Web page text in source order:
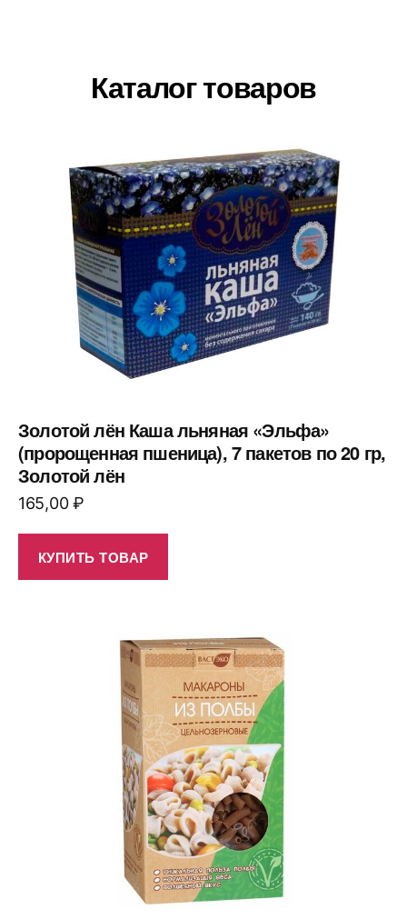
Каталог товаров
Золотой лён Каша льняная «Эльфа»
(пророщенная пшеница), 7 пакетов по 20 гр,
Золотой лён
165,00₽
КУПИТЬ ТОВАР